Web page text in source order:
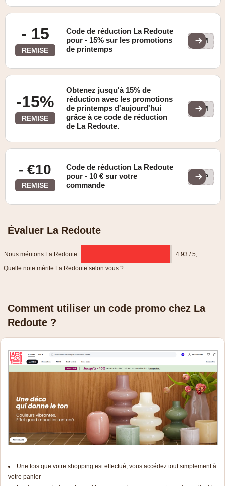
- 15
REMISE
Code de réduction La Redoute
pour - 15% sur les promotions
de printemps
HOM
-15%
REMISE
Obtenez jusqu'à 15% de
réduction avec les promotions
de printemps d'aujourd'hui
grâce à ce code de réduction
de La Redoute.
HOM
- €10
REMISE
Code de réduction La Redoute
pour - 10 € sur votre
commande
APP
Évaluer La Redoute
Nous méritons La Redoute 4.93 / 5
Quelle note mérite La Redoute selon vous ?
Comment utiliser un code promo chez La
Redoute ?
Une fois que votre shopping est effectué, vous accédez tout simplement à
votre panier